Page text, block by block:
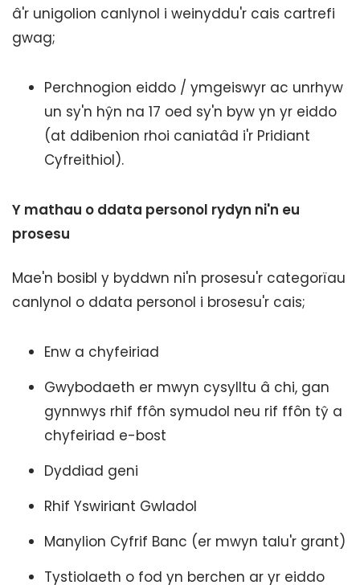
â'r unigolion canlynol i weinyddu'r cais cartrefi
gwag;
Perchnogion eiddo / ymgeiswyr ac unrhyw
un sy'n hŷn na 17 oed sy'n byw yn yr eiddo
(at ddibenion rhoi caniatâd i'r Pridiant
Cyfreithiol).
Y mathau o ddata personol rydyn ni'n eu
prosesu
Mae'n bosibl y byddwn ni'n prosesu'r categorïau
canlynol o ddata personol i brosesu'r cais;
Enw a chyfeiriad
Gwybodaeth er mwyn cysylltu â chi, gan
gynnwys rhif ffôn symudol neu rif ffôn tŷ a
chyfeiriad e-bost
Dyddiad geni
Rhif Yswiriant Gwladol
Manylion Cyfrif Banc (er mwyn talu'r grant)
Tystiolaeth o fod yn berchen ar yr eiddo